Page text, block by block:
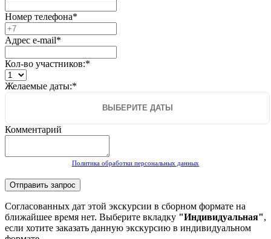
Номер телефона*
Адрес e-mail*
Кол-во участников:*
Желаемые даты:*
Комментарий
Политика обработки персональных данных
Согласованных дат этой экскурсии в сборном формате на
ближайшее время нет. Выберите вкладку "Индивидуальная",
если хотите заказать данную экскурсию в индивидуальном